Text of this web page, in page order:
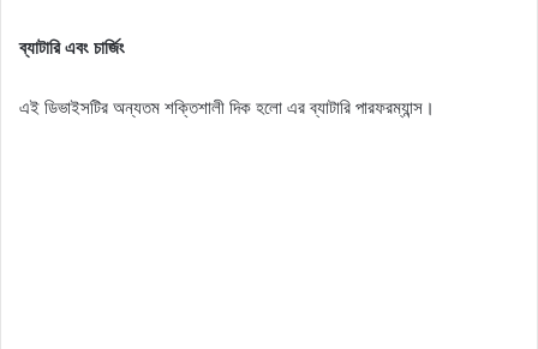
ব্যাটারি এবং চার্জিং
এই ডিভাইসটির অন্যতম শক্তিশালী দিক হলো এর ব্যাটারি পারফরম্যান্স।